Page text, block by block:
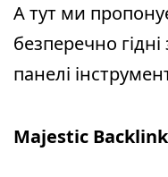
А тут ми
безперечно
панелі
Majestic